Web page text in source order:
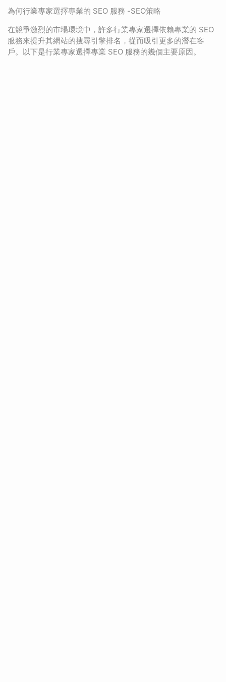
為何行業專家選擇專業的 SEO 服務 -SEO策略
在競爭激烈的市場環境中，許多行業專家選擇依賴專業的 SEO
服務來提升其網站的搜尋引擎排名，從而吸引更多的潛在客
戶。以下是行業專家選擇專業 SEO 服務的幾個主要原因。